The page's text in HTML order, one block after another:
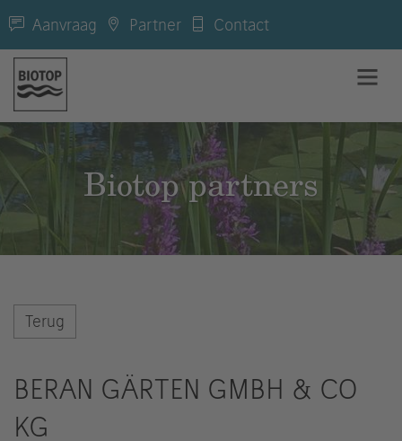
Aanvraag Partner Contact
Biotop partners
Terug
BERAN GÄRTEN GMBH & CO
KG